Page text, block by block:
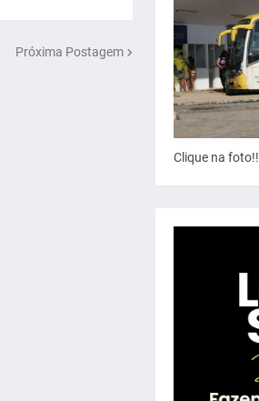
Próxima Postagem
Clique na foto!!